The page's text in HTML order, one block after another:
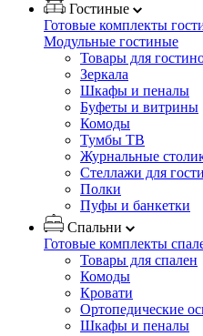
Гостиные
Готовые комплекты
Модульные гостиные
Товары для
Зеркала
Шкафы и пеналы
Буфеты и витрины
Комоды
Тумбы ТВ
Журнальные
Стеллажи для
Полки
Пуфы и банкетки
Спальни
Готовые комплекты
Товары для спален
Комоды
Кровати
Ортопедические
Шкафы и пеналы